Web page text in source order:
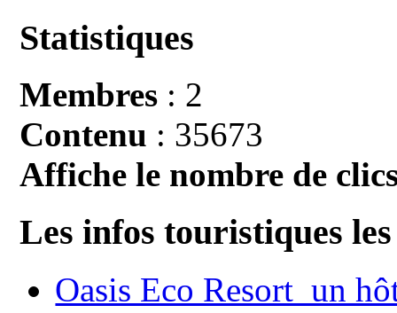
Statistiques
Membres : 2
Contenu : 35673
Affiche le nombre de
Les infos touristiques
Oasis Eco Resort un